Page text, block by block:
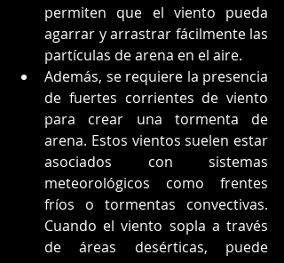
permiten que el viento pueda
agarrar y arrastrar fácilmente las
partículas de arena en el aire.
Además, se requiere la presencia
de fuertes corrientes de viento
para crear una tormenta de
arena. Estos vientos suelen estar
asociados con sistemas
meteorológicos como frentes
fríos o tormentas convectivas.
Cuando el viento sopla a través
de áreas desérticas, puede